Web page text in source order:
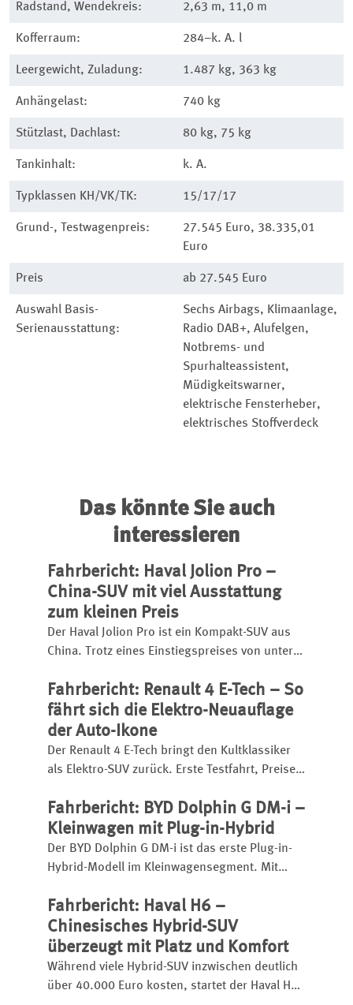
Radstand, Wendekreis: 2,63 m, 11,0 m
Kofferraum: 284–k. A. l
Leergewicht, Zuladung: 1.487 kg, 363 kg
Anhängelast: 740 kg
Stützlast, Dachlast: 80 kg, 75 kg
Tankinhalt: k. A.
Typklassen KH/VK/TK: 15/17/17
Grund-, Testwagenpreis:
27.545 Euro, 38.335,01
Euro
Preis ab 27.545 Euro
Auswahl Basis-
Serienausstattung:
Sechs Airbags, Klimaanlage,
Radio DAB+, Alufelgen,
Notbrems- und
Spurhalteassistent,
Müdigkeitswarner,
elektrische Fensterheber,
elektrisches Stoffverdeck
Das könnte Sie auch
interessieren
Fahrbericht: Haval Jolion Pro –
China-SUV mit viel Ausstattung
zum kleinen Preis
Der Haval Jolion Pro ist ein Kompakt-SUV aus
China. Trotz eines Einstiegspreises von unter
Ausstattung, einen kräftigen Turbobenziner
und eignet sich sogar für den
Anhängerbetrieb.
Fahrbericht: Renault 4 E-Tech – So
fährt sich die Elektro-Neuauflage
der Auto-Ikone
Der Renault 4 E-Tech bringt den Kultklassiker
als Elektro-SUV zurück. Erste Testfahrt, Preise,
Fahreindruck im Überblick.
Fahrbericht: BYD Dolphin G DM-i –
Kleinwagen mit Plug-in-Hybrid
Der BYD Dolphin G DM-i ist das erste Plug-in-
Hybrid-Modell im Kleinwagensegment. Mit
bis zu 105 Kilometer, insgesamt kann er bis zu
1.040 Kilometer weit kommen.
Fahrbericht: Haval H6 –
Chinesisches Hybrid-SUV
überzeugt mit Platz und Komfort
Während viele Hybrid-SUV inzwischen deutlich
über 40.000 Euro kosten, startet der Haval H6